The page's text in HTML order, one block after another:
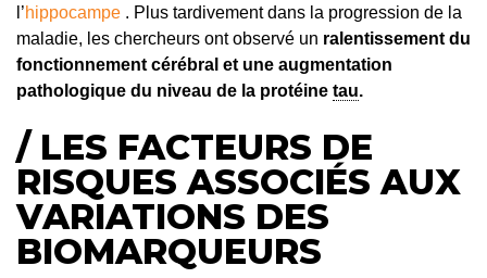
l’hippocampe . Plus tardivement dans la progression de la
maladie, les chercheurs ont observé un ralentissement du
fonctionnement cérébral et une augmentation
pathologique du niveau de la protéine tau.
/ LES FACTEURS DE
RISQUES ASSOCIÉS AUX
VARIATIONS DES
BIOMARQUEURS